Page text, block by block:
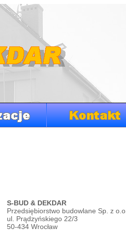
S-BUD & DEKDAR
Przedsiębiorstwo budowlane Sp. z o.o.
ul. Prądzyńskiego 22/3
50-434 Wrocław